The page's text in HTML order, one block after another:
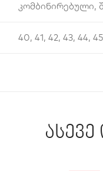
კომბინირებული,
40, 41, 42, 43, 44, 45